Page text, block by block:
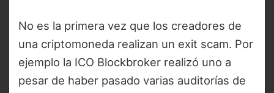
No es la primera vez que los creadores de
una criptomoneda realizan un exit scam. Por
ejemplo la ICO Blockbroker realizó uno a
pesar de haber pasado varias auditorías de